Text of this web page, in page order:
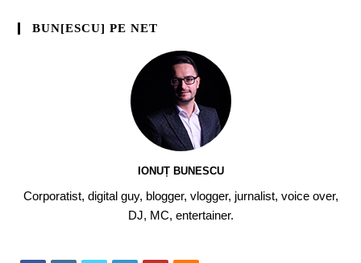
BUN[ESCU] PE NET
IONUȚ BUNESCU
Corporatist, digital guy, blogger, vlogger, jurnalist, voice over,
DJ, MC, entertainer.